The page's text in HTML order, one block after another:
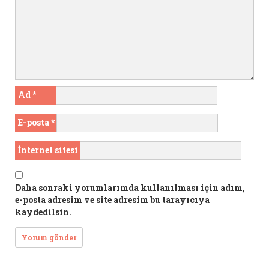
Ad*
E-posta*
İnternet sitesi
Daha sonraki yorumlarımda kullanılması için adım,
e-posta adresim ve site adresim bu tarayıcıya
kaydedilsin.